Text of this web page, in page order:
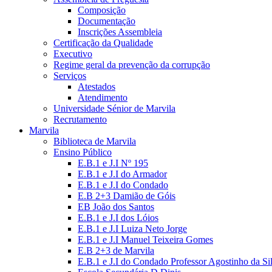
Composição
Documentação
Inscrições Assembleia
Certificação da Qualidade
Executivo
Regime geral da prevenção da corrupção
Serviços
Atestados
Atendimento
Universidade Sénior de Marvila
Recrutamento
Marvila
Biblioteca de Marvila
Ensino Público
E.B.1 e J.I Nº 195
E.B.1 e J.I do Armador
E.B.1 e J.I do Condado
E.B 2+3 Damião de Góis
EB João dos Santos
E.B.1 e J.I dos Lóios
E.B.1 e J.I Luiza Neto Jorge
E.B.1 e J.I Manuel Teixeira Gomes
E.B 2+3 de Marvila
E.B.1 e J.I do Condado Professor Agostinho da